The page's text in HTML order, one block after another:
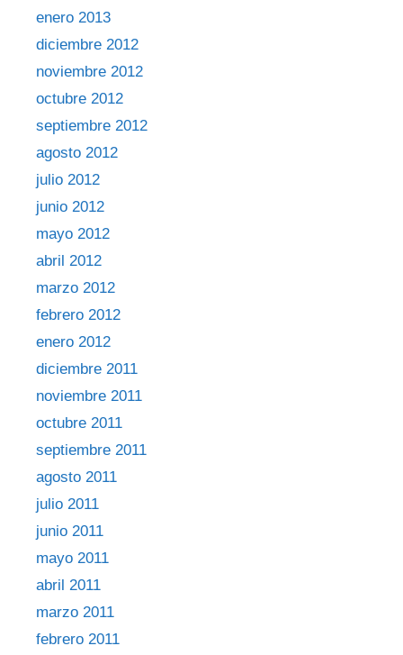
enero 2013
diciembre 2012
noviembre 2012
octubre 2012
septiembre 2012
agosto 2012
julio 2012
junio 2012
mayo 2012
abril 2012
marzo 2012
febrero 2012
enero 2012
diciembre 2011
noviembre 2011
octubre 2011
septiembre 2011
agosto 2011
julio 2011
junio 2011
mayo 2011
abril 2011
marzo 2011
febrero 2011